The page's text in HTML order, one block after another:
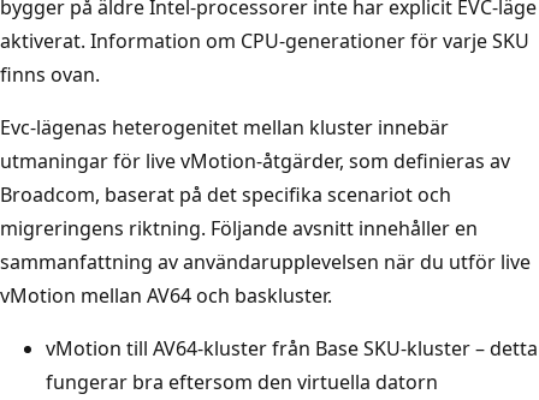
bygger på äldre Intel-processorer inte har explicit EVC-läge
aktiverat. Information om CPU-generationer för varje SKU
finns ovan.
Evc-lägenas heterogenitet mellan kluster innebär
utmaningar för live vMotion-åtgärder, som definieras av
Broadcom, baserat på det specifika scenariot och
migreringens riktning. Följande avsnitt innehåller en
sammanfattning av användarupplevelsen när du utför live
vMotion mellan AV64 och baskluster.
vMotion till AV64-kluster från Base SKU-kluster – detta
fungerar bra eftersom den virtuella datorn